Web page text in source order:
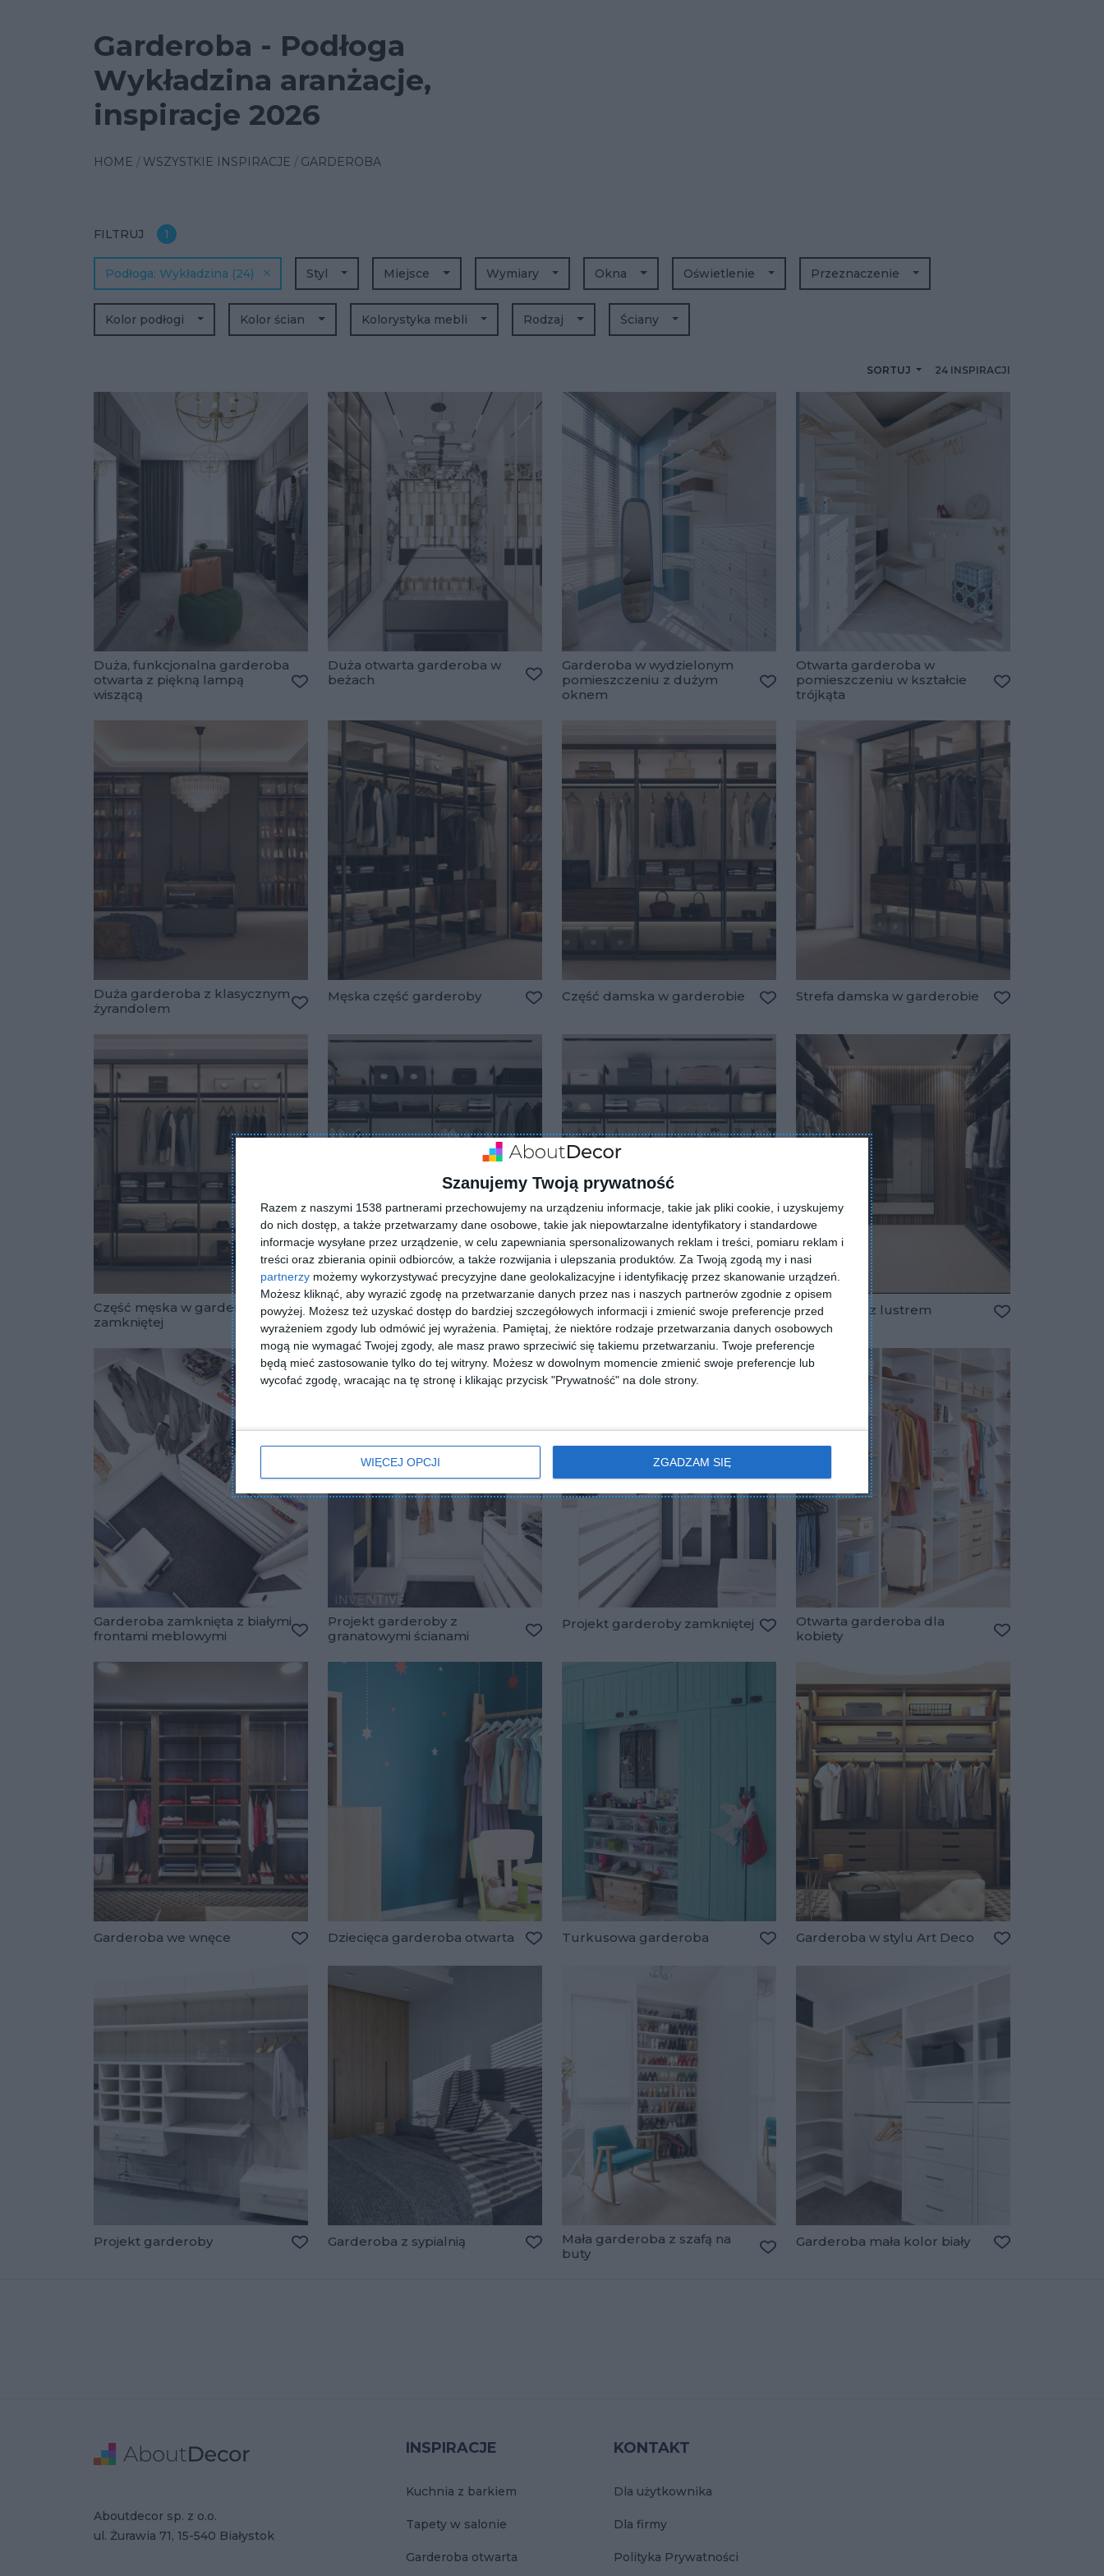
Szanujemy Twoją prywatność
Razem z naszymi 1538 partnerami przechowujemy na urządzeniu informacje, takie jak pliki cookie, i uzyskujemy
do nich dostęp, a także przetwarzamy dane osobowe, takie jak niepowtarzalne identyfikatory i standardowe
informacje wysyłane przez urządzenie, w celu zapewniania spersonalizowanych reklam i treści, pomiaru reklam i
treści oraz zbierania opinii odbiorców, a także rozwijania i ulepszania produktów. Za Twoją zgodą my i nasi
partnerzy możemy wykorzystywać precyzyjne dane geolokalizacyjne i identyfikację przez skanowanie urządzeń.
Możesz kliknąć, aby wyrazić zgodę na przetwarzanie danych przez nas i naszych partnerów zgodnie z opisem
powyżej. Możesz też uzyskać dostęp do bardziej szczegółowych informacji i zmienić swoje preferencje przed
wyrażeniem zgody lub odmówić jej wyrażenia.
Pamiętaj, że niektóre rodzaje przetwarzania danych osobowych
mogą nie wymagać Twojej zgody, ale masz prawo sprzeciwić się takiemu przetwarzaniu. Twoje preferencje
będą mieć zastosowanie tylko do tej witryny. Możesz w dowolnym momencie zmienić swoje preferencje lub
wycofać zgodę, wracając na tę stronę i klikając przycisk "Prywatność" na dole strony.
WIĘCEJ OPCJI ZGADZAM SIĘ
Garderoba - Podłoga
Wykładzina aranżacje,
inspiracje 2026
HOME WSZYSTKIE INSPIRACJE GARDEROBA
FILTRUJ 1
SORTUJ 24 INSPIRACJI
Styl Miejsce Wymiary
Wykładzina (24)
Podłoga Okna Oświetlenie Przeznaczenie
Kolor podłogi Kolor ścian Kolorystyka mebli Rodzaj Ściany
Duża, funkcjonalna garderoba
otwarta z piękną lampą
wiszącą
Duża otwarta garderoba w
beżach
Dodaj do ulubionych
Garderoba w wydzielonym
pomieszczeniu z dużym
oknem
Dodaj do ulubionych
Otwarta garderoba w
pomieszczeniu w kształcie
trójkąta
Duża garderoba z klasycznym
żyrandolem
Męska część garderoby Część damska w garderobie Strefa damska w garderobie
Część męska w garderobie
zamkniętej
Dodaj do ulubionych
Garderoba we wnętrzu
Dodaj do ulubionych
Wydzielona strefa we wnętrzu
na garderobę
Dodaj do ulubionych
Garderoba z lustrem
Garderoba zamknięta z białymi
frontami meblowymi
Dodaj do ulubionych
Projekt garderoby z
granatowymi ścianami
Projekt garderoby zamkniętej
Dodaj do ulubionych
Otwarta garderoba dla
kobiety
Garderoba we wnęce Dziecięca garderoba otwarta Turkusowa garderoba Garderoba w stylu Art Deco
Projekt garderoby Garderoba z sypialnią
Dodaj do ulubionych
Mała garderoba z szafą na
buty
Garderoba mała kolor biały
INSPIRACJE
Kuchnia z barkiem
Tapety w salonie
Garderoba otwarta
KONTAKT
Dla użytkownika
Dla firmy
Polityka Prywatności
Adres
Aboutdecor sp. z o.o.
ul. Żurawia 71, 15-540 Białystok
Dane Firmy